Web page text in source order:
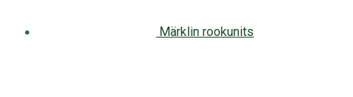
Märklin rookunits